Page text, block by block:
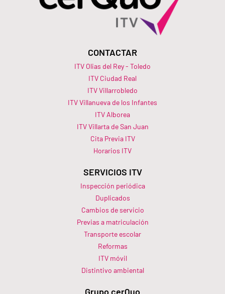
CONTACTAR
ITV Olias del Rey - Toledo
ITV Ciudad Real
ITV Villarrobledo
ITV Villanueva de los Infantes
ITV Alborea
ITV Villarta de San Juan
Cita Previa ITV
Horarios ITV​
SERVICIOS ITV
Inspección periódica
Duplicados
Cambios de servicio
Previas a matriculación
Transporte escolar
Reformas
ITV móvil
Distintivo ambiental
Grupo cerQuo